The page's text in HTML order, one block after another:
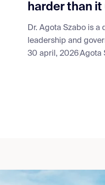
harder than
Dr. Agota Szabo is
leadership and
30 april, 2026 Agota